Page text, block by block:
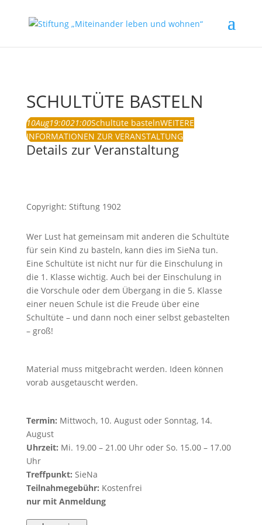
SCHULTÜTE BASTELN
10Aug19:0021:00Schultüte bastelnWEITERE
INFORMATIONEN ZUR VERANSTALTUNG
Details zur Veranstaltung
Copyright: Stiftung 1902
Wer Lust hat gemeinsam mit anderen die Schultüte
für sein Kind zu basteln, kann dies im SieNa tun.
Eine Schultüte ist nicht nur für die Einschulung in
die 1. Klasse wichtig. Auch bei der Einschulung in
die Vorschule oder dem Übergang in die 5. Klasse
einer neuen Schule ist die Freude über eine
Schultüte – und dann noch einer selbst gebastelten
– groß!
Material muss mitgebracht werden. Ideen können
vorab ausgetauscht werden.
Termin: Mittwoch, 10. August oder Sonntag, 14.
August
Uhrzeit: Mi. 19.00 – 21.00 Uhr oder So. 15.00 – 17.00
Uhr
Treffpunkt: SieNa
Teilnahmegebühr: Kostenfrei
nur mit Anmeldung